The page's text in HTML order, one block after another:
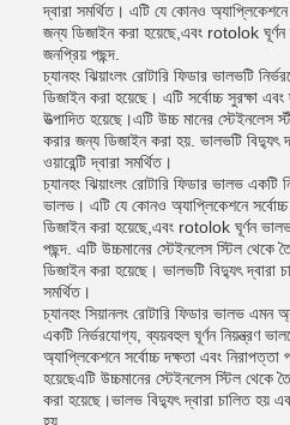
দ্বারা সমর্থিত। এটি যে কোনও অ্যাপ্লিকেশনে
জন্য ডিজাইন করা হয়েছে,এবং rotolok
জনপ্রিয় পছন্দ.
চ্যানহং ঝিয়াংলং রোটারি ফিডার ভালভটি
ডিজাইন করা হয়েছে। এটি সর্বোচ্চ সুরক্ষা
উত্পাদিত হয়েছে।এটি উচ্চ মানের স্টেইনলেস
করার জন্য ডিজাইন করা হয়. ভালভটি বিদ্যুৎ
ওয়ারেন্টি দ্বারা সমর্থিত।
চ্যানহং ঝিয়াংলং রোটারি ফিডার ভালভ একটি
ভালভ। এটি যে কোনও অ্যাপ্লিকেশনে
ডিজাইন করা হয়েছে,এবং rotolok ঘূর্ণন
পছন্দ. এটি উচ্চমানের স্টেইনলেস স্টিল
ডিজাইন করা হয়েছে। ভালভটি বিদ্যুৎ দ্বারা
সমর্থিত।
চ্যানহং সিয়ানলং রোটারি ফিডার ভালভ এমন
একটি নির্ভরযোগ্য, ব্যয়বহুল ঘূর্ণন নিয়ন্ত্রণ
অ্যাপ্লিকেশনে সর্বোচ্চ দক্ষতা এবং
হয়েছেএটি উচ্চমানের স্টেইনলেস স্টিল
করা হয়েছে।ভালভ বিদ্যুৎ দ্বারা চালিত হয়